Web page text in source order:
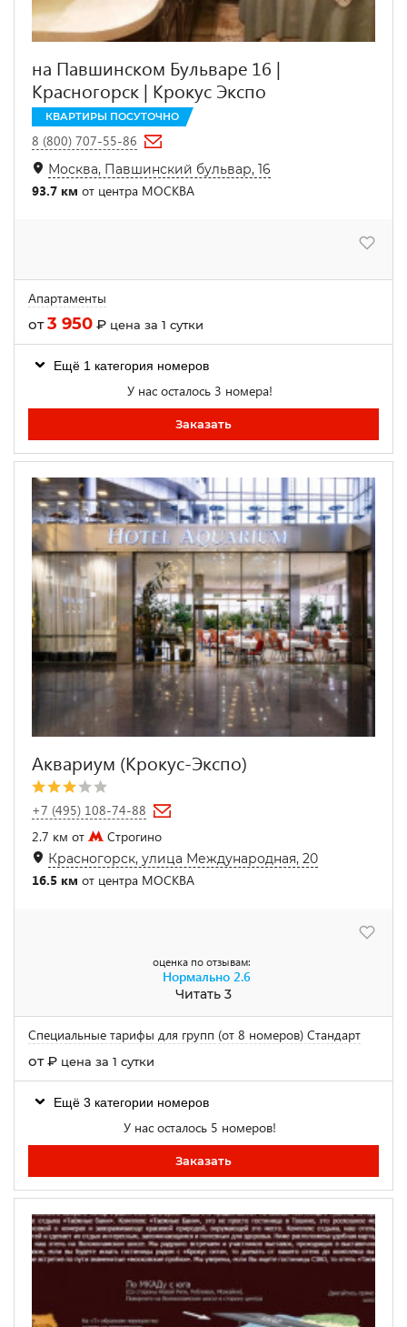
на Павшинском Бульваре 16 |
Красногорск | Крокус Экспо
КВАРТИРЫ ПОСУТОЧНО
8 (800) 707-55-86
Москва, Павшинский бульвар, 16
93.7 км от центра МОСКВА
Апартаменты
от3 950 ₽ цена за 1 сутки
Ещё 1 категория номеров
У нас осталось 3 номера!
Заказать
Аквариум (Крокус-Экспо)
+7 (495) 108-74-88
2.7 км от
Строгино
Красногорск, улица Международная, 20
16.5 км от центра МОСКВА
оценка по отзывам:
Нормально 2.6
Читать 3
Специальные тарифы для групп (от 8 номеров) Стандарт
от₽ цена за 1 сутки
Ещё 3 категории номеров
У нас осталось 5 номеров!
Заказать